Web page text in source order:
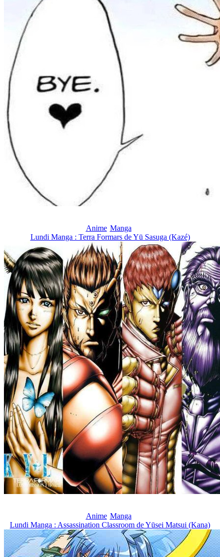
Anime Manga
Lundi Manga : Terra Formars de Yū Sasuga (Kazé)
Anime Manga
Lundi Manga : Assassination Classroom de Yūsei Matsui (Kana)